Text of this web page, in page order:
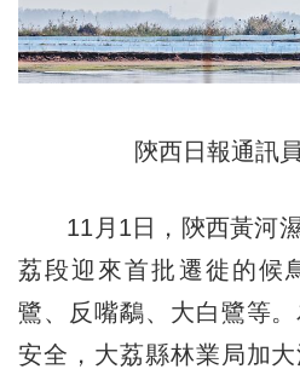
陝西日報通訊
11月1日，陝西黃河濕
荔段迎來首批遷徙的候
鷺、反嘴鷸、大白鷺等
安全，大荔縣林業局加